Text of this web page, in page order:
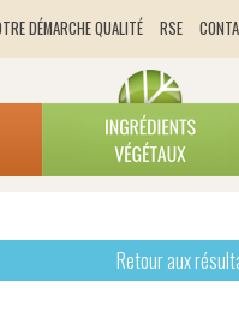
DÉMARCHE QUALITÉ RSE
Retour aux